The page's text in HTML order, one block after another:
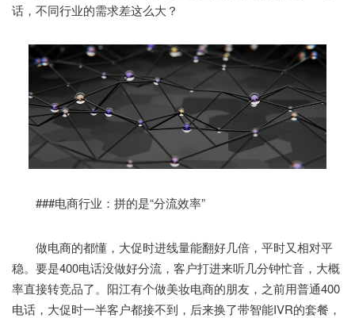
话，不同行业的需求差这么大？
###电商行业：拼的是“分流效率”
做电商的都懂，大促时进线量能翻好几倍，平时又相对平
稳。要是400电话没做好分流，客户打进来听几分钟忙音，大概
率直接转竞品了。阳江有个做美妆电商的朋友，之前用普通400
电话，大促时一半客户都接不到，后来换了带智能IVR的套餐，